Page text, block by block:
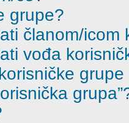
grupe?
članom/icom
vođa